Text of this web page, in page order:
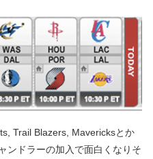
Trail Blazers, Mavericksとか
ンドラーの加入で面白くなりそ